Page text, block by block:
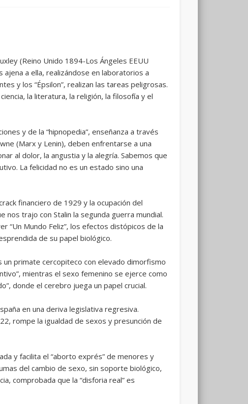
(Reino Unido 1894-Los Ángeles EEUU
ajena a ella, realizándose en laboratorios a
y los “Épsilon”, realizan las tareas peligrosas.
la literatura, la religión, la filosofía y el
y de la “hipnopedia”, enseñanza a través
(Marx y Lenin), deben enfrentarse a una
al dolor, la angustia y la alegría. Sabemos que
La felicidad no es un estado sino una
financiero de 1929 y la ocupación del
nos trajo con Stalin la segunda guerra mundial.
“Un Mundo Feliz”, los efectos distópicos de la
de su papel biológico.
un primate cercopiteco con elevado dimorfismo
mientras el sexo femenino se ejerce como
donde el cerebro juega un papel crucial.
en una deriva legislativa regresiva.
rompe la igualdad de sexos y presunción de
y facilita el “aborto exprés” de menores y
del cambio de sexo, sin soporte biológico,
comprobada que la “disforia real” es